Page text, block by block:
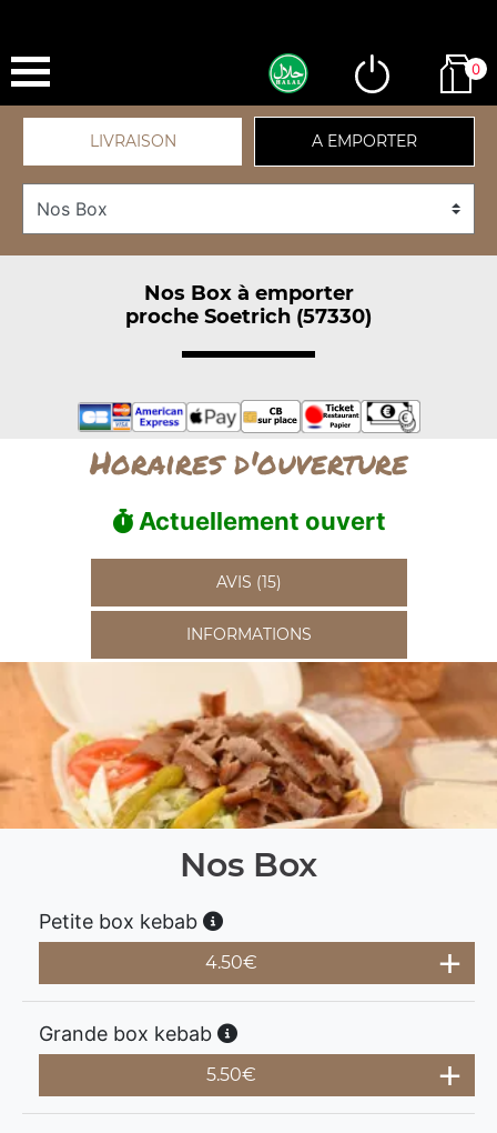
0
LIVRAISON A EMPORTER
Nos Box à emporter
proche Soetrich (57330)
Horaires d'ouverture
Actuellement ouvert
AVIS (15)
INFORMATIONS
Nos Box
Petite box kebab
4.50€
Grande box kebab
5.50€